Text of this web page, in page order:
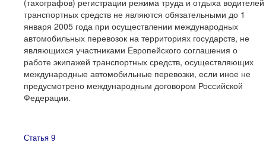
(тахографов) регистрации режима труда и отдыха водителей
транспортных средств не являются обязательными до 1
января 2005 года при осуществлении международных
автомобильных перевозок на территориях государств, не
являющихся участниками Европейского соглашения о
работе экипажей транспортных средств, осуществляющих
международные автомобильные перевозки, если иное не
предусмотрено международным договором Российской
Федерации.
Статья 9